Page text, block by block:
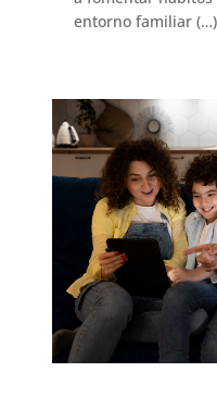
entorno familiar (…)